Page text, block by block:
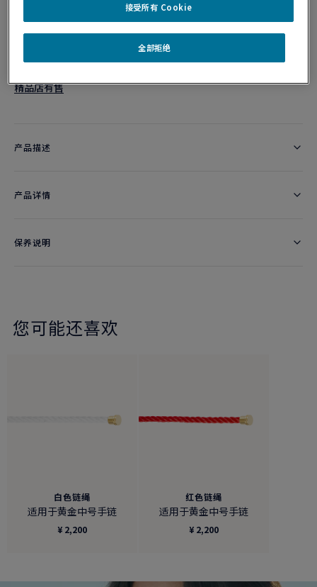
个性化定制
作品编号
精品店有售
产品描述
产品详情
保养说明
您可能还喜欢
白色链绳
适用于黄金中号手链
¥ 2,200
红色链绳
适用于黄金中号手链
¥ 2,200
全部拒绝
接受所有 Cookie